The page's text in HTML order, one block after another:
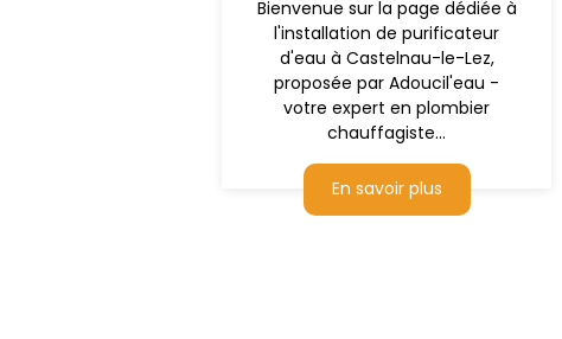
Bienvenue sur la page dédiée à
l'installation de purificateur
d'eau à Castelnau-le-Lez,
proposée par Adoucil'eau -
votre expert en plombier
chauffagiste...
En savoir plus